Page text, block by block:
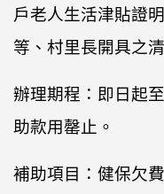
戶老人生活津貼證
等、村里長開具之
辦理期程：即日起
助款用罄止。
補助項目：健保欠